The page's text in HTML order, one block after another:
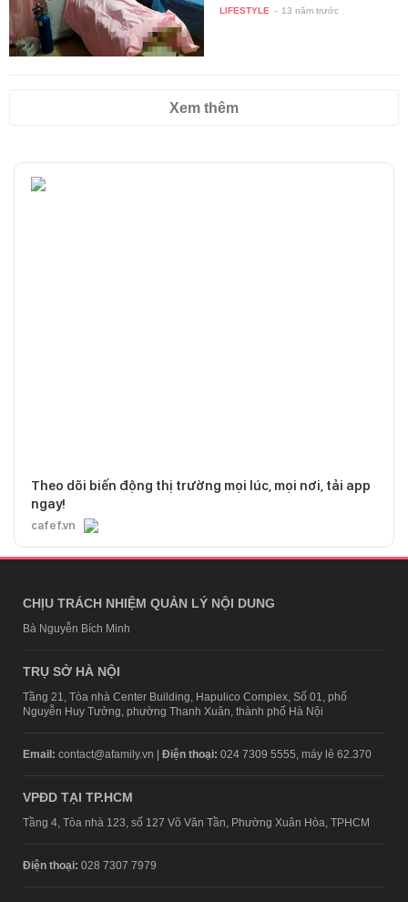
quả…
LIFESTYLE - 13 năm trước
Xem thêm
Theo dõi biến động thị trường mọi lúc, mọi nơi, tải app
ngay!
cafef.vn
CHỊU TRÁCH NHIỆM QUẢN LÝ NỘI DUNG
Bà Nguyễn Bích Minh
TRỤ SỞ HÀ NỘI
Tầng 21, Tòa nhà Center Building, Hapulico Complex, Số 01, phố
Nguyễn Huy Tưởng, phường Thanh Xuân, thành phố Hà Nội
Email: contact@afamily.vn | Điện thoại: 024 7309 5555, máy lẻ 62.370
VPĐD TẠI TP.HCM
Tầng 4, Tòa nhà 123, số 127 Võ Văn Tần, Phường Xuân Hòa, TPHCM
Điện thoại: 028 7307 7979